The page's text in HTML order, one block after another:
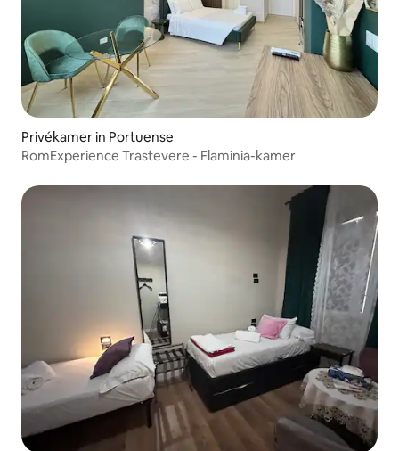
Privékamer in Portuense
RomExperience Trastevere - Flaminia-kamer